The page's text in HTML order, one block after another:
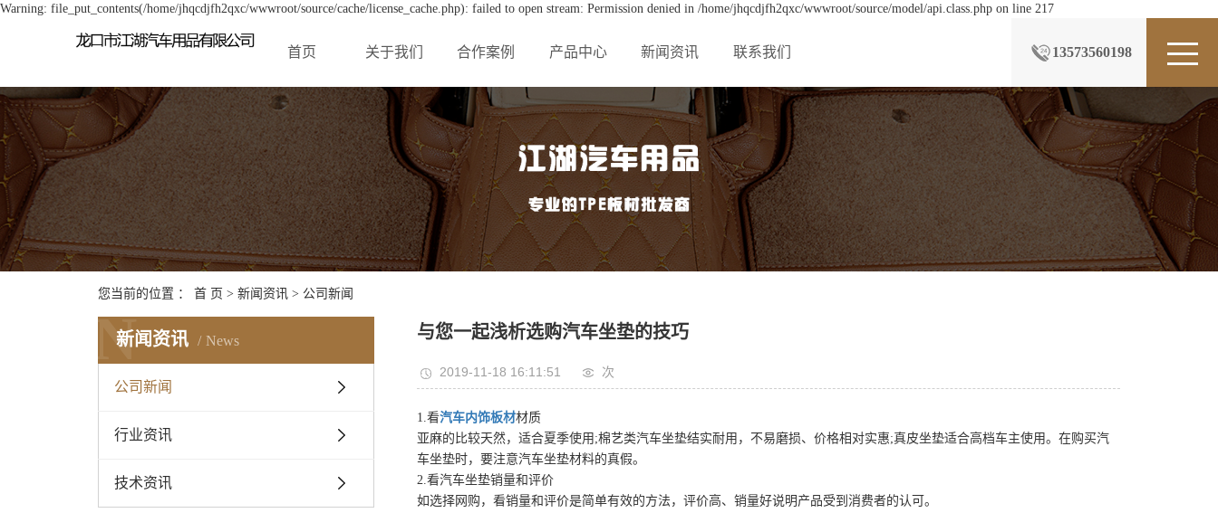
Warning: file_put_contents(/home/jhqcdjfh2qxc/wwwroot/source/cache/license_cache.php): failed to open stream: Permission denied in /home/jhqcdjfh2qxc/wwwroot/source/model/api.class.php on line 217
首页 关于我们 合作案例 产品中心 新闻资讯 联系我们 13573560198
您当前的位置 ： 首 页 > 新闻资讯> 公司新闻
新闻资讯 News
N
公司新闻
行业资讯
技术资讯
与您一起浅析选购汽车坐垫的技巧
2019-11-18 16:11:51 次
1.看汽车内饰板材材质
亚麻的比较天然，适合夏季使用;棉艺类汽车坐垫结实耐用，不易磨损、价格相对实惠;真皮坐垫适合高档车主使用。在购买汽
车坐垫时，要注意汽车坐垫材料的真假。
2.看汽车坐垫销量和评价
如选择网购，看销量和评价是简单有效的方法，评价高、销量好说明产品受到消费者的认可。